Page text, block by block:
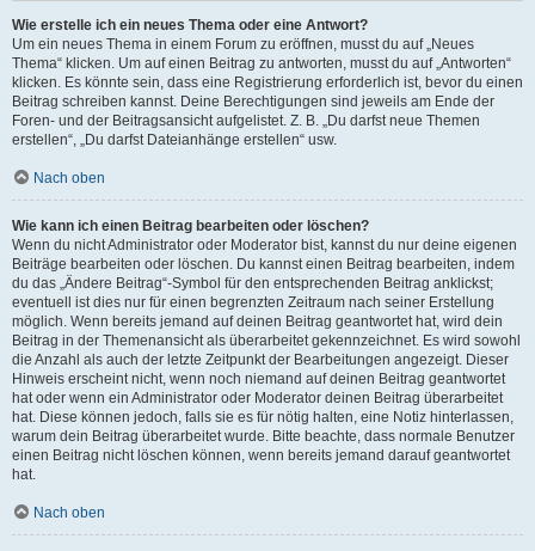
Wie erstelle ich ein neues Thema oder eine Antwort?
Um ein neues Thema in einem Forum zu eröffnen, musst du auf „Neues
Thema“ klicken. Um auf einen Beitrag zu antworten, musst du auf „Antworten“
klicken. Es könnte sein, dass eine Registrierung erforderlich ist, bevor du einen
Beitrag schreiben kannst. Deine Berechtigungen sind jeweils am Ende der
Foren- und der Beitragsansicht aufgelistet. Z. B. „Du darfst neue Themen
erstellen“, „Du darfst Dateianhänge erstellen“ usw.
Nach oben
Wie kann ich einen Beitrag bearbeiten oder löschen?
Wenn du nicht Administrator oder Moderator bist, kannst du nur deine eigenen
Beiträge bearbeiten oder löschen. Du kannst einen Beitrag bearbeiten, indem
du das „Ändere Beitrag“-Symbol für den entsprechenden Beitrag anklickst;
eventuell ist dies nur für einen begrenzten Zeitraum nach seiner Erstellung
möglich. Wenn bereits jemand auf deinen Beitrag geantwortet hat, wird dein
Beitrag in der Themenansicht als überarbeitet gekennzeichnet. Es wird sowohl
die Anzahl als auch der letzte Zeitpunkt der Bearbeitungen angezeigt. Dieser
Hinweis erscheint nicht, wenn noch niemand auf deinen Beitrag geantwortet
hat oder wenn ein Administrator oder Moderator deinen Beitrag überarbeitet
hat. Diese können jedoch, falls sie es für nötig halten, eine Notiz hinterlassen,
warum dein Beitrag überarbeitet wurde. Bitte beachte, dass normale Benutzer
einen Beitrag nicht löschen können, wenn bereits jemand darauf geantwortet
hat.
Nach oben